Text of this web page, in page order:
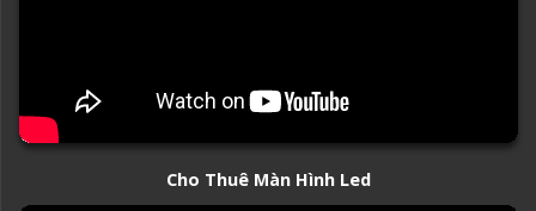
Cho Thuê Màn Hình Led